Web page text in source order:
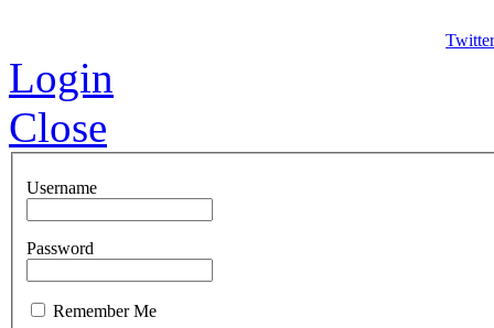
Login
Close
Username
Password
Remember Me